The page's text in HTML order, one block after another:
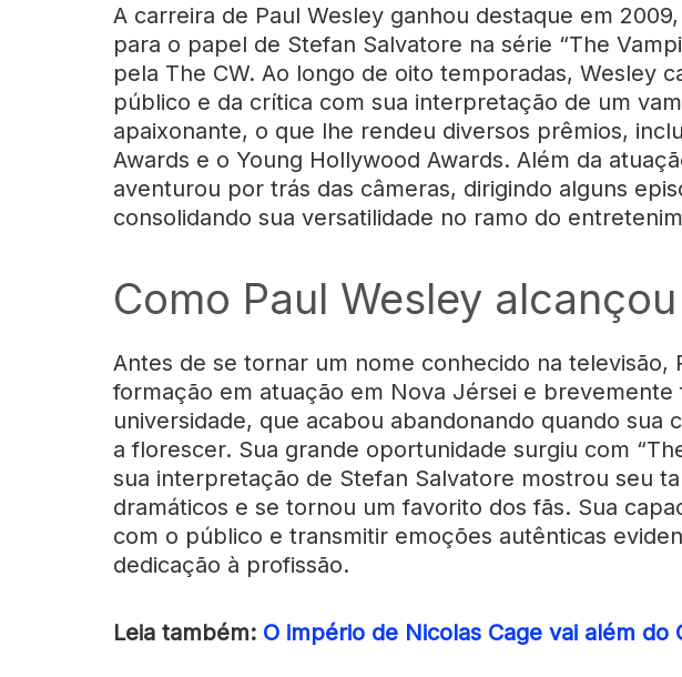
A carreira de Paul Wesley ganhou destaque em
para o papel de Stefan Salvatore na série “The
pela The CW. Ao longo de oito temporadas, Wesley
público e da crítica com sua interpretação de um
apaixonante, o que lhe rendeu diversos prêmios,
Awards e o Young Hollywood Awards. Além da
aventurou por trás das câmeras, dirigindo alguns
consolidando sua versatilidade no ramo do
Como Paul Wesley
Antes de se tornar um nome conhecido na televisão,
formação em atuação em Nova Jérsei e brevemente
universidade, que acabou abandonando quando sua
a florescer. Sua grande oportunidade surgiu com
sua interpretação de Stefan Salvatore mostrou seu
dramáticos e se tornou um favorito dos fãs. Sua
com o público e transmitir emoções autênticas
dedicação à profissão.
Leia também: O império de Nicolas Cage vai além